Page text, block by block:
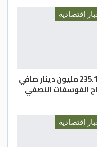
إقتصادية
235.119 مليون دينار صافي
الفوسفات النصفي
إقتصادية